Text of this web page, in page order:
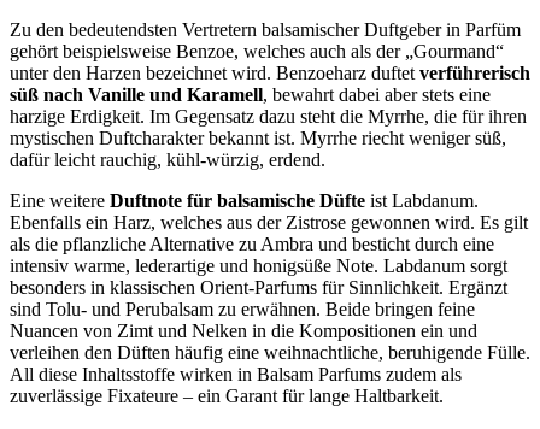
Zu den bedeutendsten Vertretern balsamischer Duftgeber in Parfüm
gehört beispielsweise Benzoe, welches auch als der „Gourmand“
unter den Harzen bezeichnet wird. Benzoeharz duftet verführerisch
süß nach Vanille und Karamell, bewahrt dabei aber stets eine
harzige Erdigkeit. Im Gegensatz dazu steht die Myrrhe, die für ihren
mystischen Duftcharakter bekannt ist. Myrrhe riecht weniger süß,
dafür leicht rauchig, kühl-würzig, erdend.
Eine weitere Duftnote für balsamische Düfte ist Labdanum.
Ebenfalls ein Harz, welches aus der Zistrose gewonnen wird. Es gilt
als die pflanzliche Alternative zu Ambra und besticht durch eine
intensiv warme, lederartige und honigsüße Note. Labdanum sorgt
besonders in klassischen Orient-Parfums für Sinnlichkeit. Ergänzt
sind Tolu- und Perubalsam zu erwähnen. Beide bringen feine
Nuancen von Zimt und Nelken in die Kompositionen ein und
verleihen den Düften häufig eine weihnachtliche, beruhigende Fülle.
All diese Inhaltsstoffe wirken in Balsam Parfums zudem als
zuverlässige Fixateure – ein Garant für lange Haltbarkeit.